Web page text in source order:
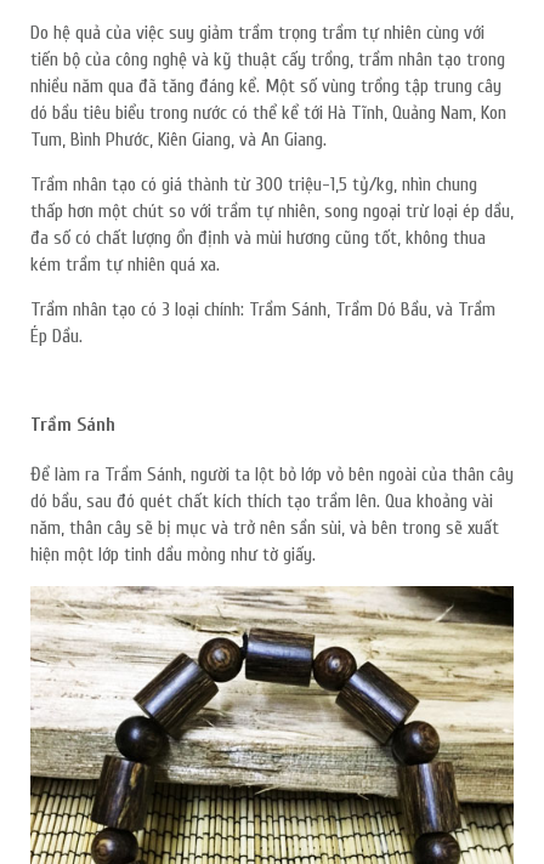
Do hệ quả của việc suy giảm trầm trọng trầm tự nhiên cùng với
tiến bộ của công nghệ và kỹ thuật cấy trồng, trầm nhân tạo trong
nhiều năm qua đã tăng đáng kể. Một số vùng trồng tập trung cây
dó bầu tiêu biểu trong nước có thể kể tới Hà Tĩnh, Quảng Nam, Kon
Tum, Bình Phước, Kiên Giang, và An Giang.
Trầm nhân tạo có giá thành từ 300 triệu-1,5 tỷ/kg, nhìn chung
thấp hơn một chút so với trầm tự nhiên, song ngoại trừ loại ép dầu,
đa số có chất lượng ổn định và mùi hương cũng tốt, không thua
kém trầm tự nhiên quá xa.
Trầm nhân tạo có 3 loại chính: Trầm Sánh, Trầm Dó Bầu, và Trầm
Ép Dầu.
Trầm Sánh
Để làm ra Trầm Sánh, người ta lột bỏ lớp vỏ bên ngoài của thân cây
dó bầu, sau đó quét chất kích thích tạo trầm lên. Qua khoảng vài
năm, thân cây sẽ bị mục và trở nên sần sùi, và bên trong sẽ xuất
hiện một lớp tinh dầu mỏng như tờ giấy.